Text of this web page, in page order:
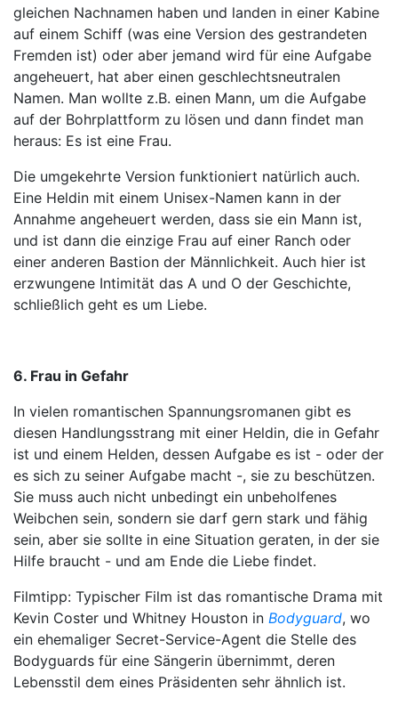
gleichen Nachnamen haben und landen in einer Kabine
auf einem Schiff (was eine Version des gestrandeten
Fremden ist) oder aber jemand wird für eine Aufgabe
angeheuert, hat aber einen geschlechtsneutralen
Namen. Man wollte z.B. einen Mann, um die Aufgabe
auf der Bohrplattform zu lösen und dann findet man
heraus: Es ist eine Frau.
Die umgekehrte Version funktioniert natürlich auch.
Eine Heldin mit einem Unisex-Namen kann in der
Annahme angeheuert werden, dass sie ein Mann ist,
und ist dann die einzige Frau auf einer Ranch oder
einer anderen Bastion der Männlichkeit. Auch hier ist
erzwungene Intimität das A und O der Geschichte,
schließlich geht es um Liebe.
6. Frau in Gefahr
In vielen romantischen Spannungsromanen gibt es
diesen Handlungsstrang mit einer Heldin, die in Gefahr
ist und einem Helden, dessen Aufgabe es ist - oder der
es sich zu seiner Aufgabe macht -, sie zu beschützen.
Sie muss auch nicht unbedingt ein unbeholfenes
Weibchen sein, sondern sie darf gern stark und fähig
sein, aber sie sollte in eine Situation geraten, in der sie
Hilfe braucht - und am Ende die Liebe findet.
Filmtipp: Typischer Film ist das romantische Drama mit
Kevin Coster und Whitney Houston in Bodyguard, wo
ein ehemaliger Secret-Service-Agent die Stelle des
Bodyguards für eine Sängerin übernimmt, deren
Lebensstil dem eines Präsidenten sehr ähnlich ist.